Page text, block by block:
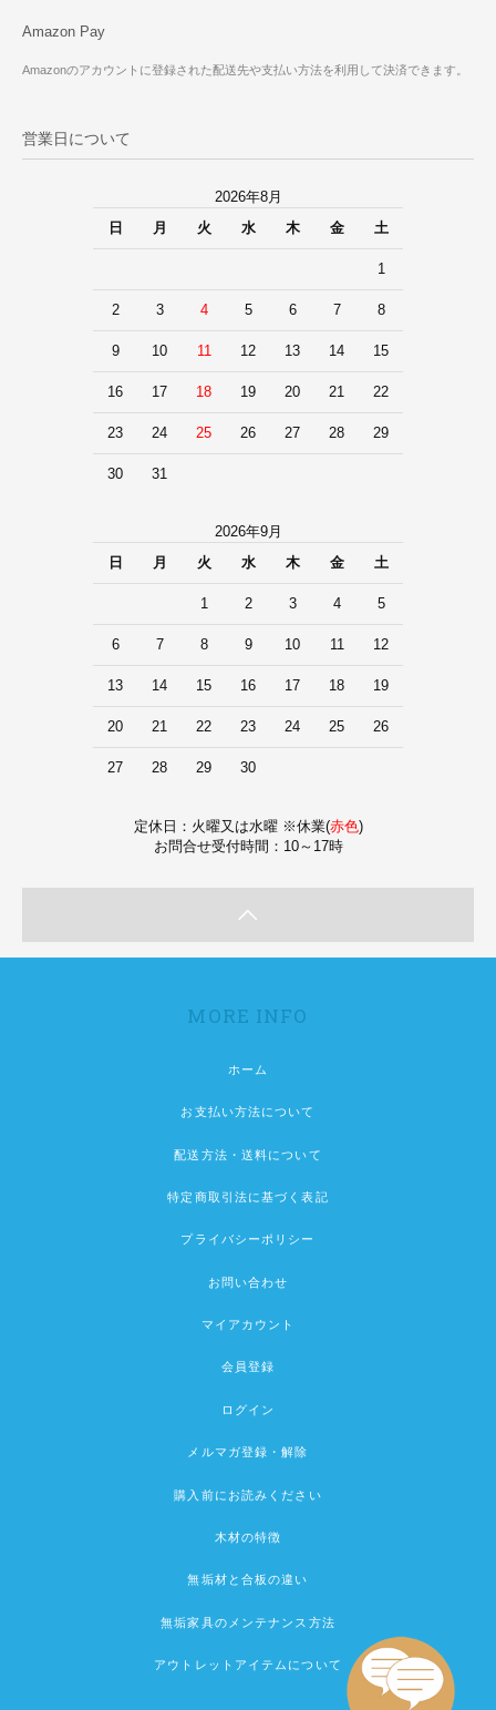
Amazon Pay
Amazonのアカウントに登録された配送先や支払い方法を利用して決済できます。
営業日について
2026年8月
日
月 火 水 木 金 土
1
2 3 4 5 6 7 8
9 10 11 12 13 14 15
16 17 18 19 20 21 22
23 24 25 26 27 28 29
30 31
2026年9月
日
月 火 水 木 金 土
1 2 3 4 5
6 7 8 9 10 11 12
13 14 15 16 17 18 19
20 21 22 23 24 25 26
27 28 29 30
定休日：火曜又は水曜 ※休業(赤色)
お問合せ受付時間：10～17時
MORE INFO
ホーム
お支払い方法について
配送方法・送料について
特定商取引法に基づく表記
プライバシーポリシー
お問い合わせ
マイアカウント
会員登録
ログイン
メルマガ登録・解除
購入前にお読みください
木材の特徴
無垢材と合板の違い
無垢家具のメンテナンス方法
アウトレットアイテムについて